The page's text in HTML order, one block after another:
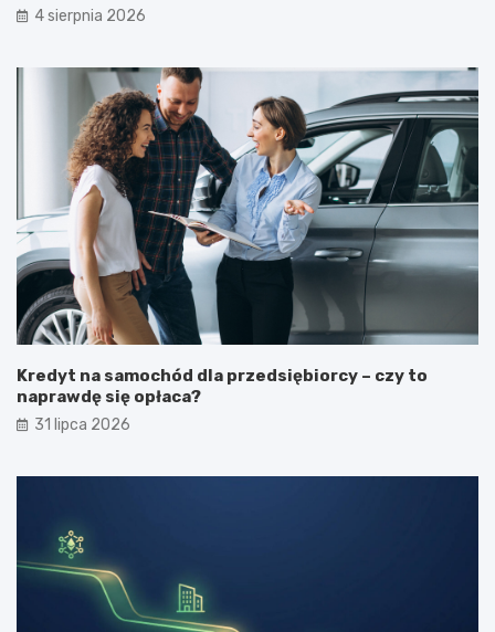
4 sierpnia 2026
Kredyt na samochód dla przedsiębiorcy – czy to
naprawdę się opłaca?
31 lipca 2026